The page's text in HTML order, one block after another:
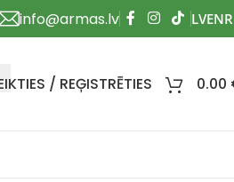
info@armas.lv
/ REĢISTRĒTIES 0.00